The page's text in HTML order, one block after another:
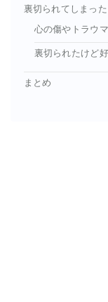
裏切られてしまっ
心の傷やトラウ
裏切られたけど
まとめ